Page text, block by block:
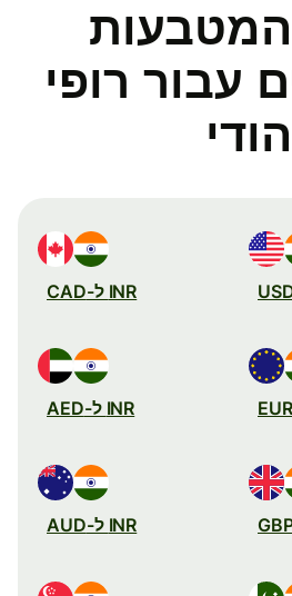
עבור רופי
הודי
INR ל-CAD
INR ל-AED
INR ל-AUD